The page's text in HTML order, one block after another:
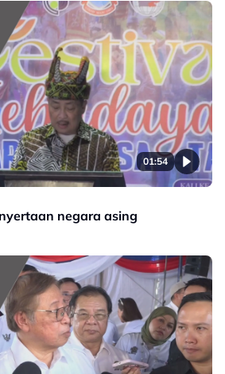
01:54
negara asing